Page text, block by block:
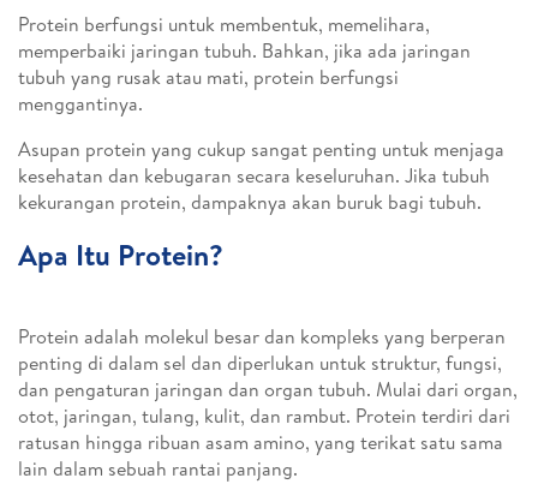
Protein berfungsi untuk membentuk, memelihara,
memperbaiki jaringan tubuh. Bahkan, jika ada jaringan
tubuh yang rusak atau mati, protein berfungsi
menggantinya.
Asupan protein yang cukup sangat penting untuk menjaga
kesehatan dan kebugaran secara keseluruhan. Jika tubuh
kekurangan protein, dampaknya akan buruk bagi tubuh.
Apa Itu Protein?
Protein adalah molekul besar dan kompleks yang berperan
penting di dalam sel dan diperlukan untuk struktur, fungsi,
dan pengaturan jaringan dan organ tubuh. Mulai dari organ,
otot, jaringan, tulang, kulit, dan rambut. Protein terdiri dari
ratusan hingga ribuan asam amino, yang terikat satu sama
lain dalam sebuah rantai panjang.